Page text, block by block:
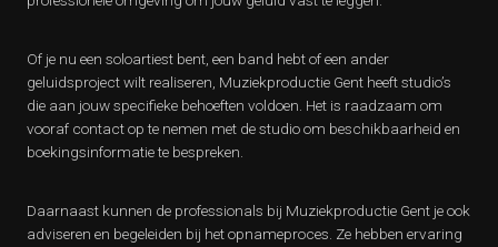
Of je nu een soloartiest bent, een band hebt of een ander
geluidsproject wilt realiseren, Muziekproductie Gent heeft studio’s
die aan jouw specifieke behoeften voldoen. Het is raadzaam om
vooraf contact op te nemen met de studio om beschikbaarheid en
boekingsinformatie te bespreken.
Daarnaast kunnen de professionals bij Muziekproductie Gent je ook
adviseren en begeleiden bij het opnameproces. Ze hebben ervaring